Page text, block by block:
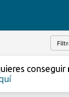
Buscar
conseguir